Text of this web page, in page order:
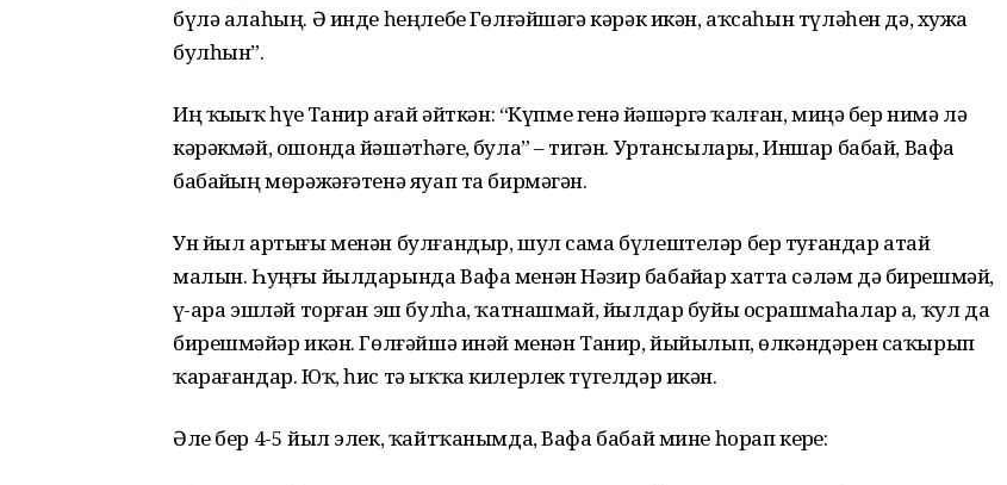
бүлә алаһың. Ә инде һеңлебеҙ Гөлғәйшәгә кәрәк икән, аҡсаһын түләһен дә, хужа
булһын”.
Иң ҡыҙыҡ һүҙҙе Танир ағай әйткән: “Күпме генә йәшәргә ҡалған, миңә бер нимә лә
кәрәкмәй, ошонда йәшәтһәгеҙ, була” – тигән. Уртансылары, Иншар бабай, Вафа
бабайҙың мөрәжәғәтенә яуап та бирмәгән.
Ун йыл артығы менән булғандыр, шул сама бүлештеләр бер туғандар атай
малын. Һуңғы йылдарында Вафа менән Нәзир бабайҙар хатта сәләм дә бирешмәй,
үҙ-ара эшләй торған эш булһа, ҡатнашмай, йылдар буйы осрашмаһалар ҙа, ҡул да
бирешмәйҙәр икән. Гөлғәйшә инәй менән Танир, йыйылып, өлкәндәрен саҡырып
ҡарағандар. Юҡ, һис тә ыҡҡа килерлек түгелдәр икән.
Әле бер 4-5 йыл элек, ҡайтҡанымда, Вафа бабай мине һорап керҙе: